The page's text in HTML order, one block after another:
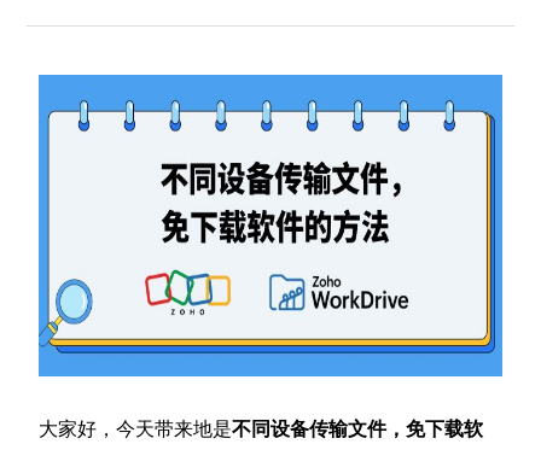
大家好，今天带来地是不同设备传输文件，免下载软